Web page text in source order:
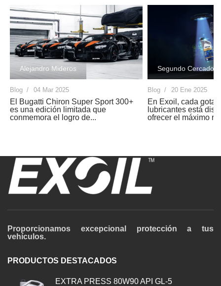
Alejandro Mideros
Blog 04 Mar 2025
El Bugatti Chiron Super Sport 300+
es una edición limitada que
conmemora el logro de...
Segundo Cercado
Blog 20 Ene 2025
En Exoil, cada gota
lubricantes está
ofrecer el máximo
Proporcionamos excepcional protección a tus
vehículos.
PRODUCTOS DESTACADOS
EXTRA PRESS 80W90 API GL-5